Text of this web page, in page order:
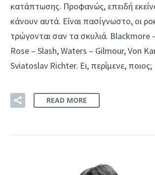
κατάπτωσης. Προφανώς, επειδή
κάνουν αυτά. Είναι πασίγνωστο, οι
τρώγονται σαν τα σκυλιά. Blackmore
Rose – Slash, Waters – Gilmour, Von
Sviatoslav Richter. Ει, περίμενε, ποιος;
READ MORE